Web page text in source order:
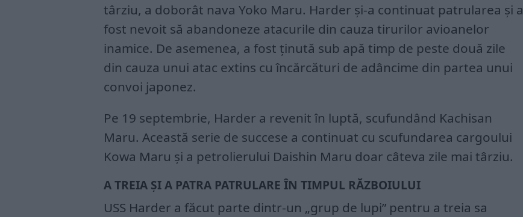
târziu, a doborât nava Yoko Maru. Harder și-a continuat patrularea și a
fost nevoit să abandoneze atacurile din cauza tirurilor avioanelor
inamice. De asemenea, a fost ținută sub apă timp de peste două zile
din cauza unui atac extins cu încărcături de adâncime din partea unui
convoi japonez.
Pe 19 septembrie, Harder a revenit în luptă, scufundând Kachisan
Maru. Această serie de succese a continuat cu scufundarea cargoului
Kowa Maru și a petrolierului Daishin Maru doar câteva zile mai târziu.
A TREIA ȘI A PATRA PATRULARE ÎN TIMPUL RĂZBOIULUI
USS Harder a făcut parte dintr-un „grup de lupi” pentru a treia sa